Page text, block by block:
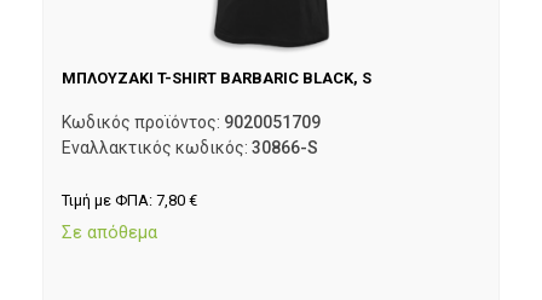
ΜΠΛΟΥΖΑΚΙ T-SHIRT BARBARIC BLACK, S
Κωδικός προϊόντος: 9020051709
Εναλλακτικός κωδικός: 30866-S
Τιμή με ΦΠΑ: 7,80 €
Σε απόθεμα